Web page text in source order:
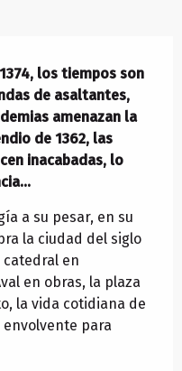
los tiempos son
de asaltantes,
amenazan la
de 1362, las
inacabadas, lo
a su pesar, en su
la ciudad del siglo
catedral en
en obras, la plaza
la vida cotidiana de
para